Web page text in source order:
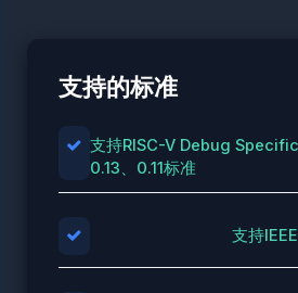
支持的标准
支持RISC-V Debug
0.13、0.11标准
支持